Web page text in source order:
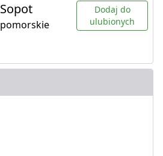
Sopot
pomorskie
Dodaj do
ulubionych